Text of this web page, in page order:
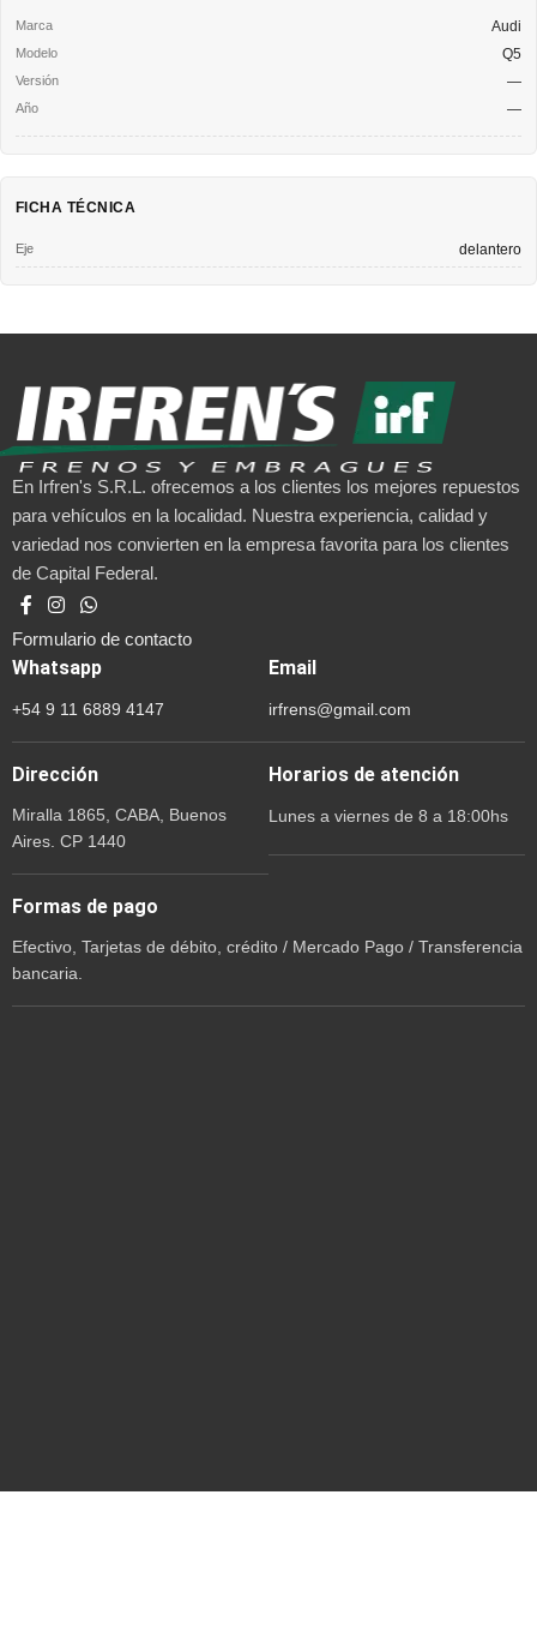
Audi
Q5
—
—
FICHA TÉCNICA
Eje delantero
En Irfren's S.R.L. ofrecemos a los clientes los mejores repuestos
para vehículos en la localidad. Nuestra experiencia, calidad y
variedad nos convierten en la empresa favorita para los clientes
de Capital Federal.
Formulario de contacto
Whatsapp
+54 9 11 6889 4147
Email
irfrens@gmail.com
Dirección
Miralla 1865, CABA, Buenos
Aires. CP 1440
Horarios de atención
Lunes a viernes de 8 a 18:00hs
Formas de pago
Efectivo, Tarjetas de débito, crédito / Mercado Pago / Transferencia
bancaria.